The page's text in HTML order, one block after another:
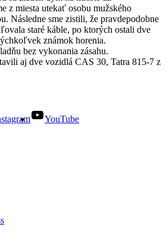
z miesta utekať osobu mužského
Následne sme zistili, že pravdepodobne
staré káble, po ktorých ostali dve
známok horenia.
bez vykonania zásahu.
aj dve vozidlá CAS 30, Tatra 815-7 z
YouTube